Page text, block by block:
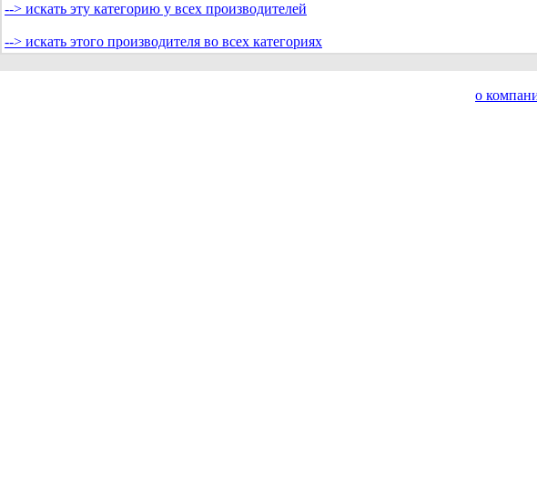
--> искать эту категорию у всех производителей
--> искать этого производителя во всех категориях
о